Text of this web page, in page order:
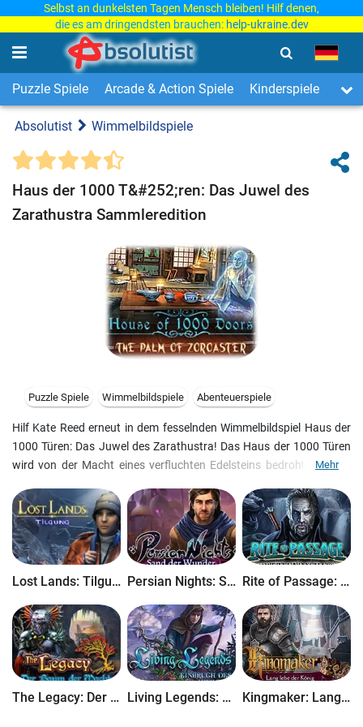
Selbst an dunkelsten Tagen Mensch bleiben! Hilf denen,
die es am dringendsten brauchen: help-ukraine.dev
Puzzle Spiele Arcade & Action Spiele Kinderspiele 3-
Absolutist Wimmelbildspiele
Haus der 1000 T&#252;ren: Das Juwel des
Zarathustra Sammleredition
Puzzle Spiele Wimmelbildspiele Abenteuerspiele
Hilf Kate Reed erneut in dem fesselnden Wimmelbildspiel Haus der
1000 Türen: Das Juwel des Zarathustra! Das Haus der 1000 Türen
wird von der Macht eines verfluchten Edelsteins bedroht. Gabriel,
bei, mächtige Artefakte in Tibet, Jerusalem und Madagaskar zu
finden, um den Fluch des Juwels zu brechen. Löse knifflige Rätsel
und durchsuche einzigartige Schauplätze. Das Haus braucht Deine
Hilfe! Bist Du dieser Aufgabe gewachsen? Dies ist eine
Sammleredition voller Extras, die nicht in der Standardedition
Mehr
Lost Lands: Tilgung Persian Nights: Sand der Wunder Rite of Passage: Schwert und Schatten
The Legacy: Der Baum der Macht Living Legends: Einbruch des Himmels Kingmaker: Lang lebe der König